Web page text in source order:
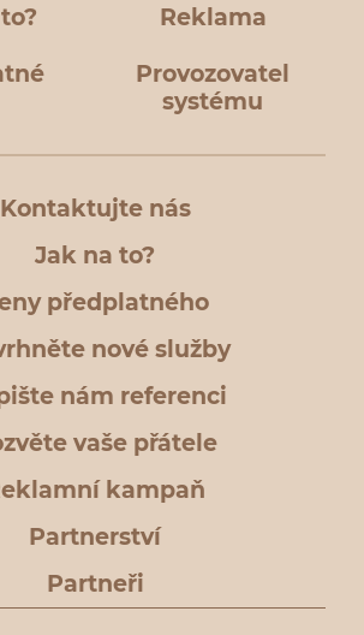
Reklama
Provozovatel
systému
Kontaktujte nás
Jak na to?
předplatného
nové služby
nám referenci
vaše přátele
kampaň
Partnerství
Partneři